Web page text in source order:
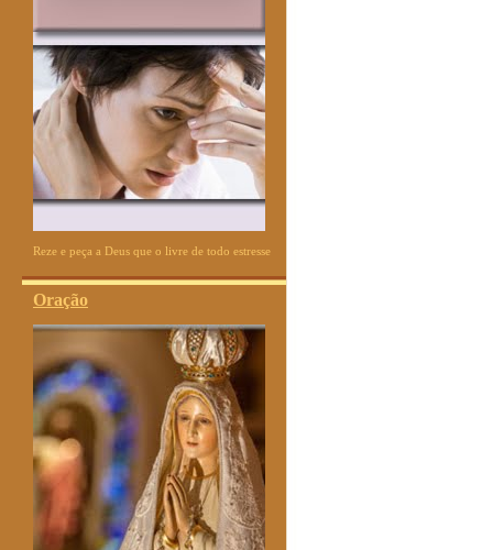
Reze e peça a Deus que o livre de todo estresse
Oração